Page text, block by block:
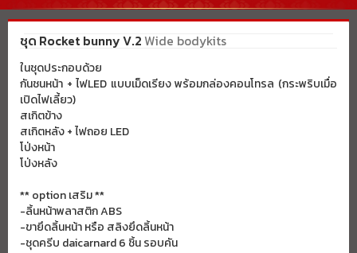
ชุด Rocket bunny V.2 Wide bodykits
ในชุดประกอบด้วย
กันชนหน้า + ไฟLED แบบเม็ดเรียง พร้อมกล่องคอนโทรล (กระพริบเมื่อ
เปิดไฟเลี้ยว)
สเกิตข้าง
สเกิตหลัง + ไฟถอย LED
โป่งหน้า
โป่งหลัง
** option เสริม **
-ลิ้นหน้าพลาสติก ABS
-ขายึดลิ้นหน้า หรือ สลิงยึดลิ้นหน้า
-ชุดครีบ daicarnard 6 ชิ้น รอบคัน